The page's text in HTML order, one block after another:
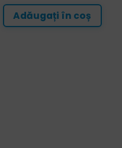
Adăugați în coș